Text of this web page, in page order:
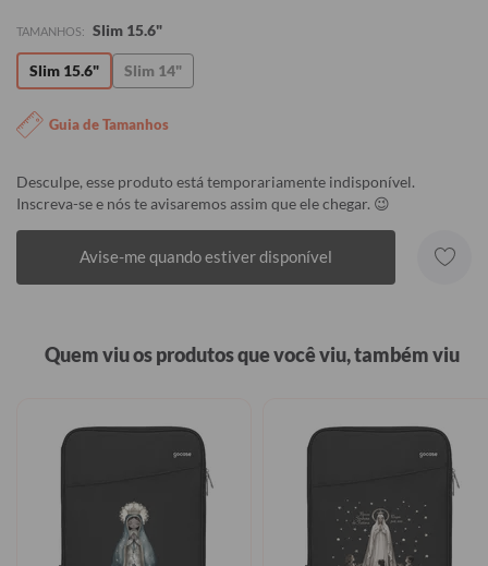
TAMANHOS: Slim 15.6"
Slim 15.6" Slim 14"
Guia de Tamanhos
Desculpe, esse produto está temporariamente indisponível.
Inscreva-se e nós te avisaremos assim que ele chegar. 😉
Avise-me quando estiver disponível
Quem viu os produtos que você viu, também viu